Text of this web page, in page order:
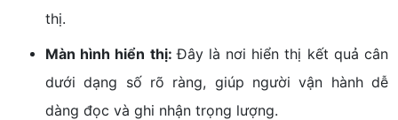
thị.
Màn hình hiển thị:Đây là nơi hiển thị kết quả cân
dưới dạng số rõ ràng, giúp người vận hành dễ
dàng đọc và ghi nhận trọng lượng.